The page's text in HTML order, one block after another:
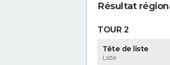
Résultat
TOUR 2
Tête de liste
Liste